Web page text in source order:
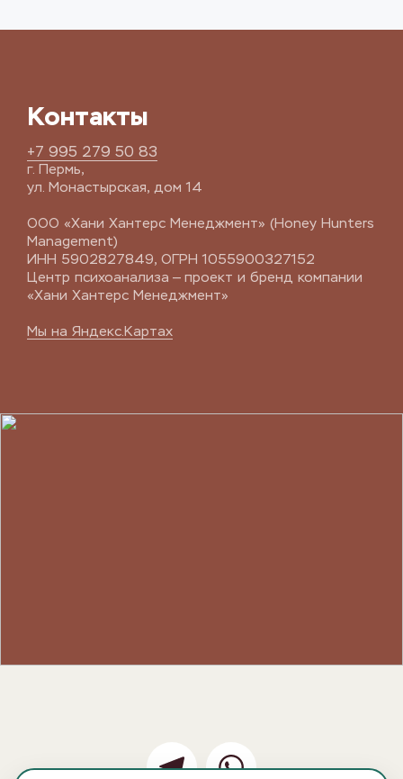
Контакты
+7 995 279 50 83
г. Пермь,
ул. Монастырская, дом 14
ООО «Хани Хантерс Менеджмент» (Honey Hunters
Management)
ИНН 5902827849, ОГРН 1055900327152
Центр психоанализа — проект и бренд компании
«Хани Хантерс Менеджмент»
Мы на Яндекс.Картах